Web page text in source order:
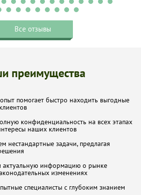
Все отзывы
преимущества
помогает быстро находить выгодные
конфиденциальность на всех этапах
наших клиентов
нестандартные задачи, предлагая
актуальную информацию о рынке
изменениях
специалисты с глубоким знанием